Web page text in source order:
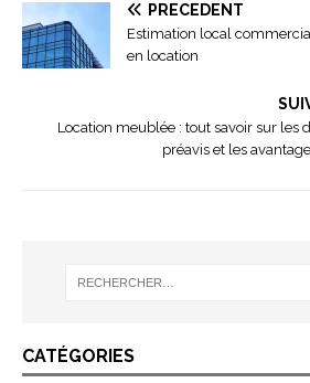
PRÉCÉDENT
Estimation local
en location
Location meublée : tout savoir sur les
préavis et les
CATÉGORIES